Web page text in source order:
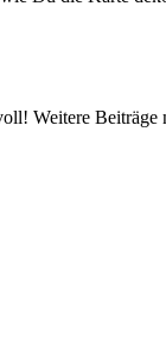
Weitere